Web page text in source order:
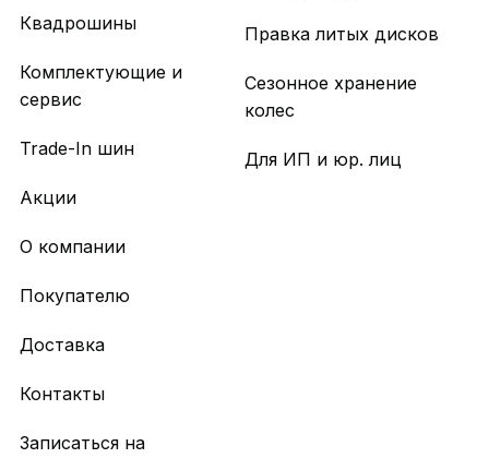
Квадрошины
Комплектующие и
сервис
Trade-In шин
Акции
Правка литых дисков
Сезонное хранение
колес
Для ИП и юр. лиц
О компании
Покупателю
Доставка
Контакты
Записаться на